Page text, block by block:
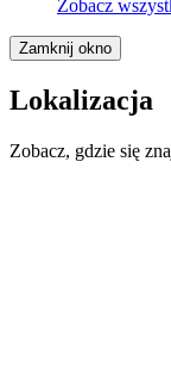
Zobacz
Zamknij okno
Lokalizacja
Zobacz, gdzie się